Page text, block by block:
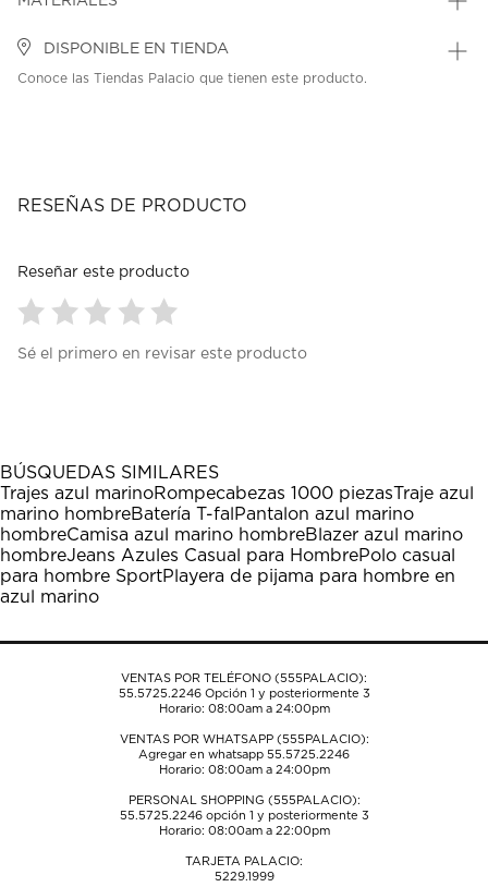
DISPONIBLE EN TIENDA
Conoce las Tiendas Palacio que tienen este producto.
RESEÑAS DE PRODUCTO
Reseñar este producto
para
1
estrella
Esta
acción
abrirá
el
formulario
de
para
estrellas.
Esta
acción
abrirá
el
formulario
de
para
estrellas.
Esta
acción
abrirá
el
formulario
de
para
estrellas.
Esta
acción
abrirá
el
formulario
para
estrellas.
Esta
acción
abrirá
el
formulario
Sé el primero en revisar este producto
BÚSQUEDAS SIMILARES
Trajes azul marinoRompecabezas 1000 piezasTraje azul
marino hombreBatería T-fal Pantalon azul marino
hombreCamisa azul marino hombreBlazer azul marino
hombreJeans Azules Casual para HombrePolo casual
para hombre SportPlayera de pijama para hombre en
azul marino
VENTAS POR TELÉFONO (555PALACIO):
55.5725.2246Opción 1 y posteriormente 3
Horario: 08:00am a 24:00pm
VENTAS POR WHATSAPP (555PALACIO):
Agregar en whatsapp 55.5725.2246
Horario: 08:00am a 24:00pm
PERSONAL SHOPPING (555PALACIO):
55.5725.2246opción 1 y posteriormente 3
Horario: 08:00am a 22:00pm
TARJETA PALACIO:
5229.1999